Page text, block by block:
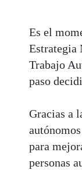
Es el
Estrategia
Trabajo
paso
Gracias a
para
personas